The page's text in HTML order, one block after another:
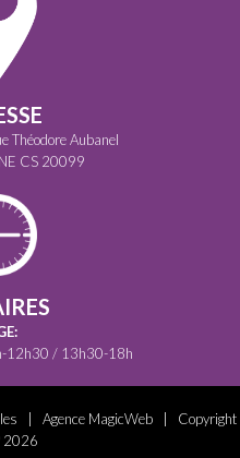
Théodore Aubanel
CS 20099
12h30 / 13h30-18h
Agence MagicWeb| Copyright
2026